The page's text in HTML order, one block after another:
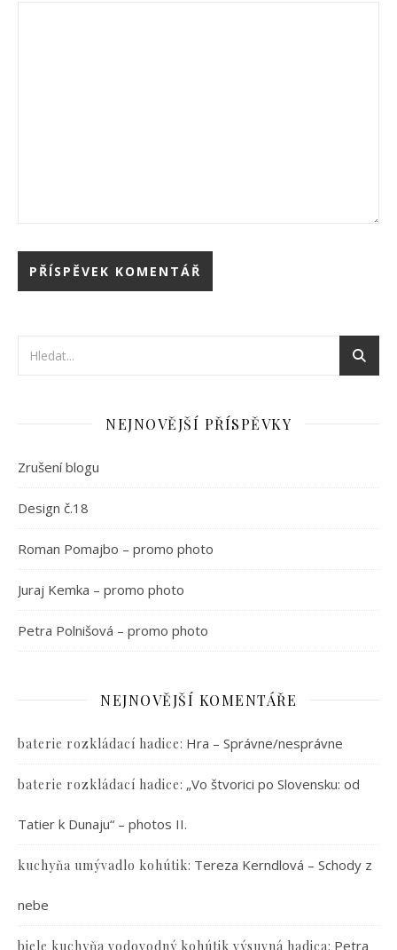
NEJNOVĚJŠÍ PŘÍSPĚVKY
Zrušení blogu
Design č.18
Roman Pomajbo – promo photo
Juraj Kemka – promo photo
Petra Polnišová – promo photo
NEJNOVĚJŠÍ KOMENTÁŘE
baterie rozkládací hadice: Hra – Správne/nesprávne
baterie rozkládací hadice: „Vo štvorici po Slovensku: od
Tatier k Dunaju“ – photos II.
kuchyňa umývadlo kohútik: Tereza Kerndlová – Schody z
nebe
biele kuchyňa vodovodný kohútik výsuvná hadica: Petra